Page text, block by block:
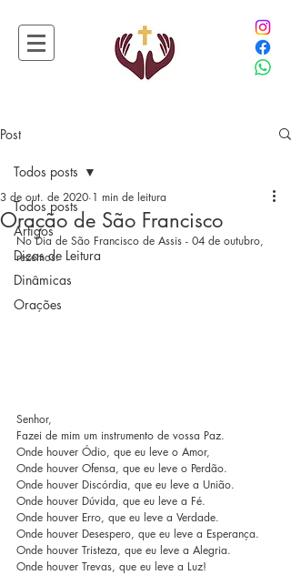
Post
Todos posts
Artigos
Dicas de Leitura
Dinâmicas
Orações
Todos posts
Oração de São Francisco
3 de out. de 2020 1 min de leitura
No Dia de São Francisco de Assis - 04 de outubro,
rezemos:
Senhor,
Fazei de mim um instrumento de vossa Paz.
Onde houver Ódio, que eu leve o Amor,
Onde houver Ofensa, que eu leve o Perdão.
Onde houver Discórdia, que eu leve a União.
Onde houver Dúvida, que eu leve a Fé.
Onde houver Erro, que eu leve a Verdade.
Onde houver Desespero, que eu leve a Esperança.
Onde houver Tristeza, que eu leve a Alegria.
Onde houver Trevas, que eu leve a Luz!